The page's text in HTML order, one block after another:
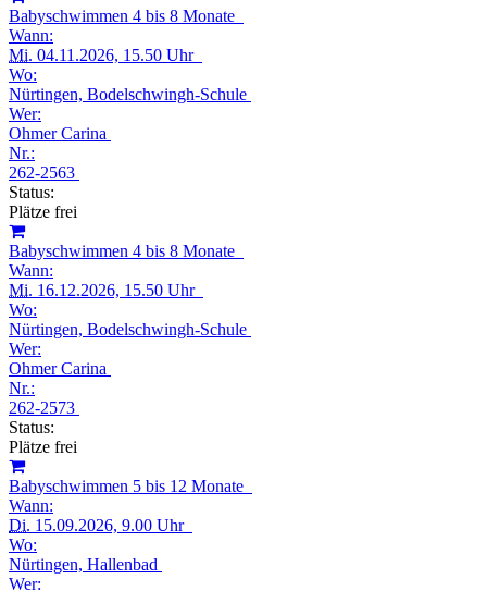
Babyschwimmen 4 bis 8 Monate
Wann:
Mi. 04.11.2026, 15.50 Uhr
Wo:
Nürtingen, Bodelschwingh-Schule
Wer:
Ohmer Carina
Nr.:
262-2563
Status:
Plätze frei
Babyschwimmen 4 bis 8 Monate
Wann:
Mi. 16.12.2026, 15.50 Uhr
Wo:
Nürtingen, Bodelschwingh-Schule
Wer:
Ohmer Carina
Nr.:
262-2573
Status:
Plätze frei
Babyschwimmen 5 bis 12 Monate
Wann:
Di. 15.09.2026, 9.00 Uhr
Wo:
Nürtingen, Hallenbad
Wer: